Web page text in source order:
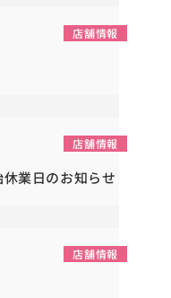
店舗情報
店舗情報
業日のお知らせ
店舗情報